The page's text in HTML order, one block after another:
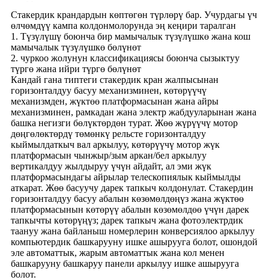
Стакердик крандардын көптөгөн түрлөрү бар. Учурдагы үч
өлчөмдүү кампа колдонмолорунда эң кеңири таралган
1. Түзүлүшү боюнча бир мамычалык түзүлүшкө жана кош
мамычалык түзүлүшкө бөлүнөт
2. чуркоо жолунун классификациясы боюнча сызыктуу
түргө жана ийри түргө бөлүнөт
Кандай гана типтеги стакердик кран жалпысынан
горизонталдуу басуу механизминен, көтөрүүчү
механизмден, жүктөө платформасынан жана айры
механизминен, рамкадан жана электр жабдууларынан жана
башка негизги бөлүктөрдөн турат. Жөө жүрүүчү мотор
дөңгөлөктөрдү төмөнкү рельсте горизонталдуу
кыймылдаткыч вал аркылуу, көтөрүүчү мотор жүк
платформасын чынжыр/зым аркан/бел аркылуу
вертикалдуу жылдыруу үчүн айдайт, ал эми жүк
платформасындагы айрылар телескопиялык кыймылды
аткарат. Жөө басуучу дарек тапкыч колдонулат. Стакердин
горизонталдуу басуу абалын көзөмөлдөңүз жана жүктөө
платформасынын көтөрүү абалын көзөмөлдөө үчүн дарек
тапкычты көтөрүңүз; дарек тапкыч жана фотоэлектрдик
таануу жана байланыш номерлерин конверсиялоо аркылуу
компьютердик башкарууну ишке ашырууга болот, ошондой
эле автоматтык, жарым автоматтык жана кол менен
башкарууну башкаруу панели аркылуу ишке ашырууга
болот.